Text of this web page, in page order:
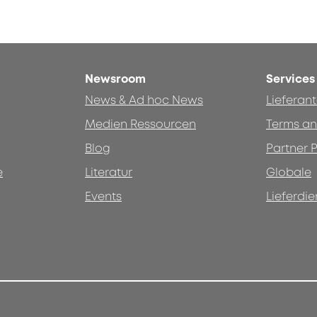
Newsroom
News & Ad hoc News
Medien Ressourcen
Blog
Literatur
Events
Services
Terms
Partner
Globale